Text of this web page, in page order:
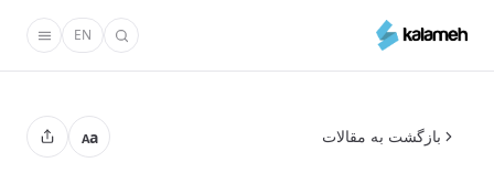
محتوای
EN
بازگشت به مقالات Aa